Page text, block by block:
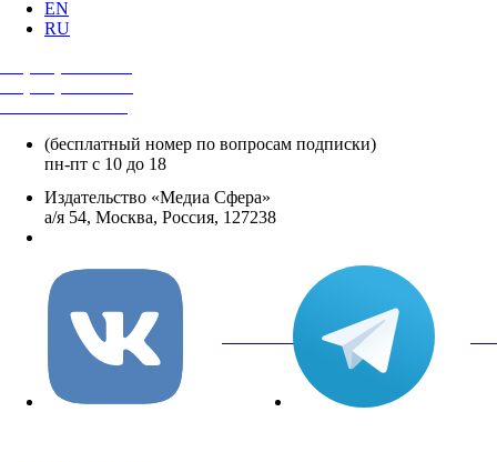
EN
RU
(бесплатный номер по вопросам подписки)
пн-пт с 10 до 18
Издательство «Медиа Сфера»
а/я 54, Москва, Россия, 127238
вКонтакте